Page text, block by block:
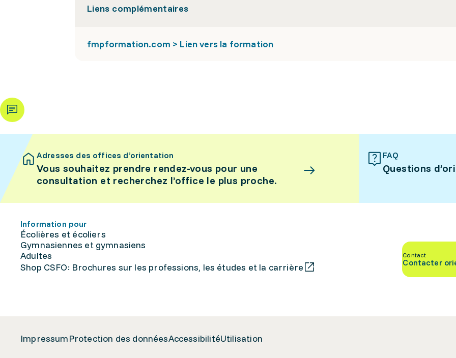
Liens complémentaires
fmpformation.com > Lien vers la formation
Adresses des offices d’orientation
Vous souhaitez prendre rendez-vous pour une
consultation et recherchez l’office le plus proche.
FAQ
Questions
Information pour
Écolières et écoliers
Gymnasiennes et gymnasiens
Adultes
Shop CSFO: Brochures sur les professions, les études et la carrière
Contact
Contacter
ImpressumProtection des donnéesAccessibilitéUtilisation